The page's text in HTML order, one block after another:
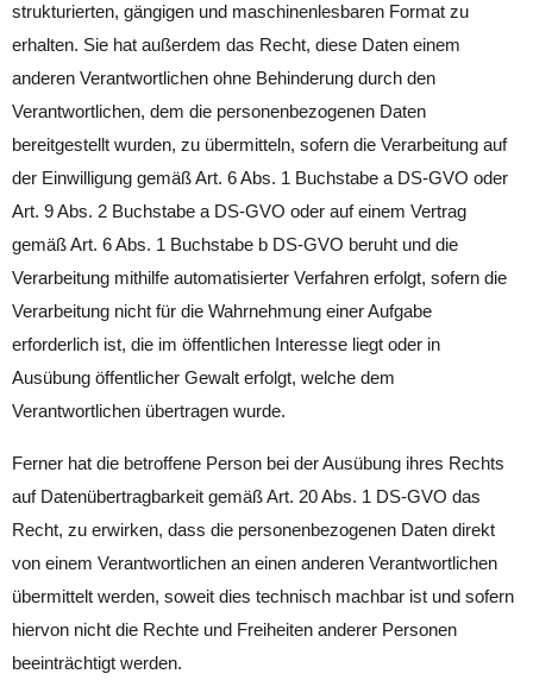
strukturierten, gängigen und maschinenlesbaren Format zu
erhalten. Sie hat außerdem das Recht, diese Daten einem
anderen Verantwortlichen ohne Behinderung durch den
Verantwortlichen, dem die personenbezogenen Daten
bereitgestellt wurden, zu übermitteln, sofern die Verarbeitung auf
der Einwilligung gemäß Art. 6 Abs. 1 Buchstabe a DS-GVO oder
Art. 9 Abs. 2 Buchstabe a DS-GVO oder auf einem Vertrag
gemäß Art. 6 Abs. 1 Buchstabe b DS-GVO beruht und die
Verarbeitung mithilfe automatisierter Verfahren erfolgt, sofern die
Verarbeitung nicht für die Wahrnehmung einer Aufgabe
erforderlich ist, die im öffentlichen Interesse liegt oder in
Ausübung öffentlicher Gewalt erfolgt, welche dem
Verantwortlichen übertragen wurde.
Ferner hat die betroffene Person bei der Ausübung ihres Rechts
auf Datenübertragbarkeit gemäß Art. 20 Abs. 1 DS-GVO das
Recht, zu erwirken, dass die personenbezogenen Daten direkt
von einem Verantwortlichen an einen anderen Verantwortlichen
übermittelt werden, soweit dies technisch machbar ist und sofern
hiervon nicht die Rechte und Freiheiten anderer Personen
beeinträchtigt werden.